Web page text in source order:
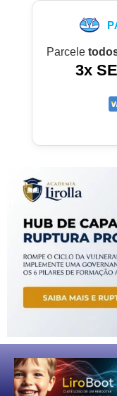
Parcele
3x